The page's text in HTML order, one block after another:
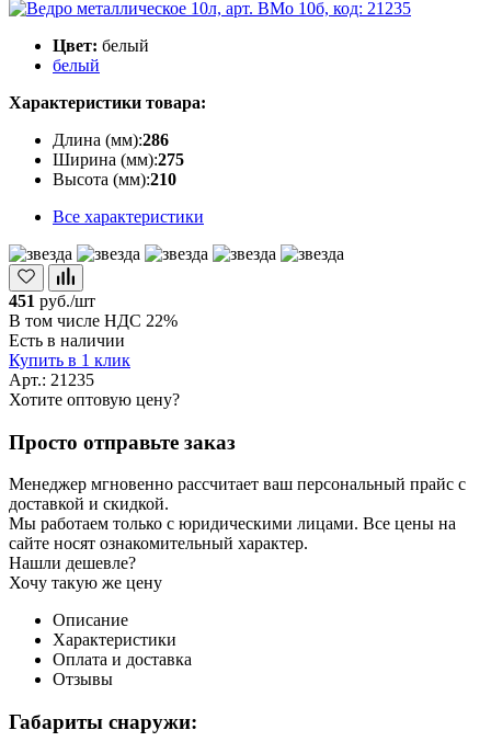
Цвет: белый
белый
Характеристики товара:
Длина (мм):286
Ширина (мм):275
Высота (мм):210
Все характеристики
451 руб./шт
В том числе НДС 22%
Есть в наличии
Купить в 1 клик
Арт.: 21235
Хотите оптовую цену?
Просто отправьте заказ
Менеджер мгновенно рассчитает ваш персональный прайс с
доставкой и скидкой.
Мы работаем только с юридическими лицами. Все цены на
сайте носят ознакомительный характер.
Нашли дешевле?
Хочу такую же цену
Описание
Характеристики
Оплата и доставка
Отзывы
Габариты снаружи: